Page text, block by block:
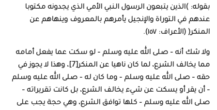
بقوله: )الذين يتبعون الرسول النبي الأمي الذي يجدونه مكتوبا
عندهم في التوراة والإنجيل يأمرهم بالمعروف وينهاهم عن
المنكر( (الأعراف: ١٥٧).
ولا شك أنه – صلى الله عليه وسلم – لو سكت عما يفعل أمامه
مما يخالف الشرع، لما كان ناهيا عن المنكر[7]، وهذا لا يجوز في
حقه – صلى الله عليه وسلم – وما كان له – صلى الله عليه وسلم
– أن يقر أو يسكت عن شيء يخالف الشرع، بل كانت تقريراته –
صلى الله عليه وسلم – كلها توافق الشرع، وهي حجة يجب على